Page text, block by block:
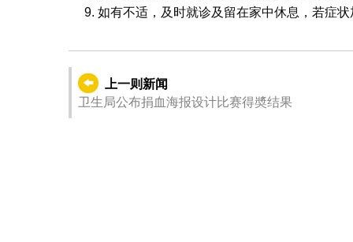
如有不适，及时就诊及留在家中休息，若症
上一则新闻
卫生局公布捐血海报设计比赛得奬结果